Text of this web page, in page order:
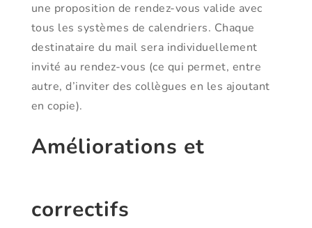
une proposition de rendez-vous valide avec
tous les systèmes de calendriers. Chaque
destinataire du mail sera individuellement
invité au rendez-vous (ce qui permet, entre
autre, d’inviter des collègues en les ajoutant
en copie).
Améliorations et
correctifs